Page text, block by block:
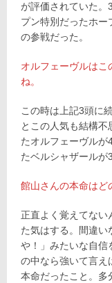
が評価されていた。
プン特別だったホー
の参戦だった。
オルフェーヴルはこ
ね。
この時は上記3頭に
とこの人気も結構不
たオルフェーヴルが
たベルシャザールが
館山さんの本命はど
正直よく覚えてない
た気はする。間違い
や！」みたいな自信
の中なら強いて言え
本命だったこと。多